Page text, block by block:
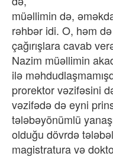
müəllimin də,
rəhbər idi. O, həm
çağırışlara cavab
Nazim müəllimin
ilə
prorektor vəzifəsini
vəzifədə də eyni
tələbəyönümlü
olduğu dövrdə
magistratura və